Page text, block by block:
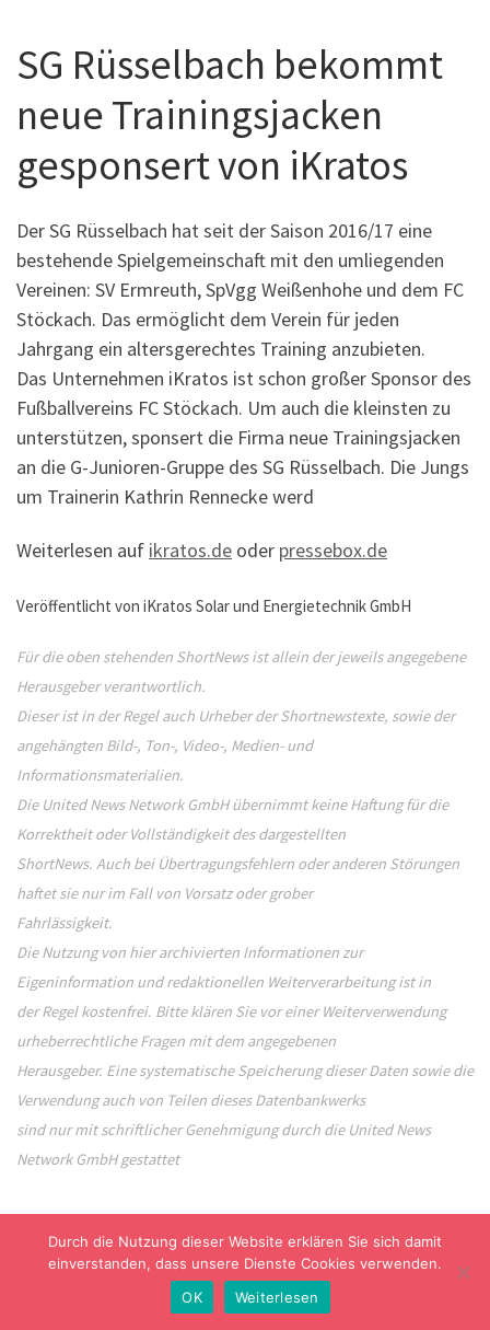
SG Rüsselbach bekommt
neue Trainingsjacken
gesponsert von iKratos
Der SG Rüsselbach hat seit der Saison 2016/17 eine
bestehende Spielgemeinschaft mit den umliegenden
Vereinen: SV Ermreuth, SpVgg Weißenhohe und dem FC
Stöckach. Das ermöglicht dem Verein für jeden
Jahrgang ein altersgerechtes Training anzubieten.
Das Unternehmen iKratos ist schon großer Sponsor des
Fußballvereins FC Stöckach. Um auch die kleinsten zu
unterstützen, sponsert die Firma neue Trainingsjacken
an die G-Junioren-Gruppe des SG Rüsselbach. Die Jungs
um Trainerin Kathrin Rennecke werd
Weiterlesen auf ikratos.de oder pressebox.de
Veröffentlicht von iKratos Solar und Energietechnik GmbH
Für die oben stehenden ShortNews ist allein der jeweils angegebene
Herausgeber verantwortlich.
Dieser ist in der Regel auch Urheber der Shortnewstexte, sowie der
angehängten Bild-, Ton-, Video-, Medien- und
Informationsmaterialien.
Die United News Network GmbH übernimmt keine Haftung für die
Korrektheit oder Vollständigkeit des dargestellten
ShortNews. Auch bei Übertragungsfehlern oder anderen Störungen
haftet sie nur im Fall von Vorsatz oder grober
Fahrlässigkeit.
Die Nutzung von hier archivierten Informationen zur
Eigeninformation und redaktionellen Weiterverarbeitung ist in
der Regel kostenfrei. Bitte klären Sie vor einer Weiterverwendung
urheberrechtliche Fragen mit dem angegebenen
Herausgeber. Eine systematische Speicherung dieser Daten sowie die
Verwendung auch von Teilen dieses Datenbankwerks
sind nur mit schriftlicher Genehmigung durch die United News
Network GmbH gestattet
Durch die Nutzung dieser Website erklären Sie sich damit
einverstanden, dass unsere Dienste Cookies verwenden.
OK
Weiterlesen